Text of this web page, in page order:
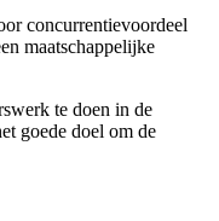
concurrentievoordeel
maatschappelijke
te doen in de
goede doel om de